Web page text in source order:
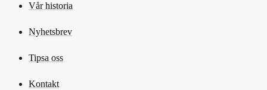
Vår historia
Nyhetsbrev
Tipsa oss
Kontakt